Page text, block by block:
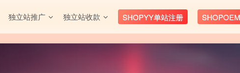
独立站推广 独立站收款 SHOPYY单站注册